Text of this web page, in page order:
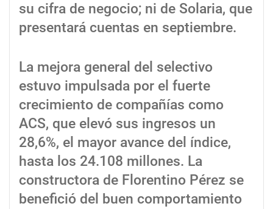
su cifra de negocio; ni de Solaria, que
presentará cuentas en septiembre.
La mejora general del selectivo
estuvo impulsada por el fuerte
crecimiento de compañías como
ACS, que elevó sus ingresos un
28,6%, el mayor avance del índice,
hasta los 24.108 millones. La
constructora de Florentino Pérez se
benefició del buen comportamiento